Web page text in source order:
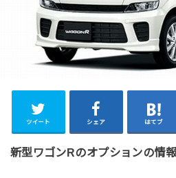
ツイート シェア はてブ
新型ワゴンRのオプションの情